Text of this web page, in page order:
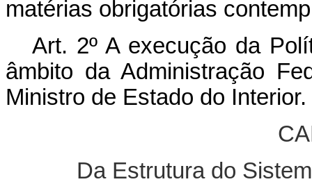
matérias obrigatórias
Art. 2º A execução da
âmbito da Administração
Ministro de Estado do Interior.
Da Estrutura do